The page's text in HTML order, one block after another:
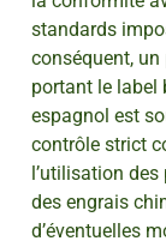
standards
conséquent,
portant le label
espagnol est
contrôle strict
l’utilisation
des engrais
d’éventuelles